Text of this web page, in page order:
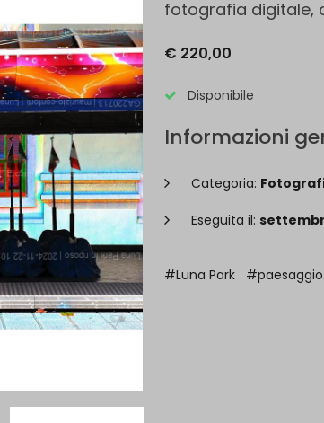
fotografia digitale,
€ 220,00
Disponibile
Informazioni
Categoria:
Eseguita il:
#Luna Park